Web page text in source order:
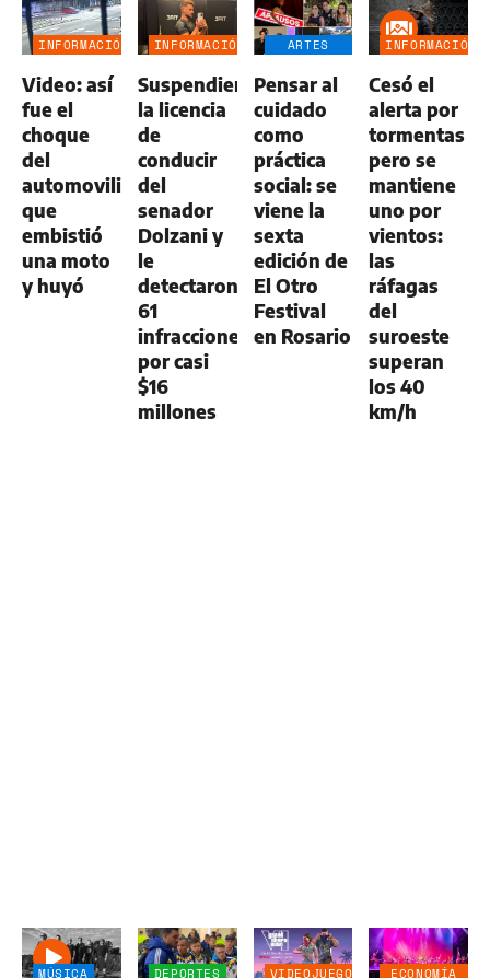
INFORMACIÓN
Video: así
fue el
choque
del
automovilista
que
embistió
una moto
y huyó
INFORMACIÓN
Suspendieron
la licencia
de
conducir
del
senador
Dolzani y
le
detectaron
61
infracciones
por casi
$16
millones
ARTES
Pensar al
cuidado
como
práctica
social: se
viene la
sexta
edición de
El Otro
Festival
en Rosario
INFORMACIÓN
Cesó el
alerta por
tormentas
pero se
mantiene
uno por
vientos:
las
ráfagas
del
suroeste
superan
los 40
km/h
MÚSICA DEPORTES VIDEOJUEGOS ECONOMÍA